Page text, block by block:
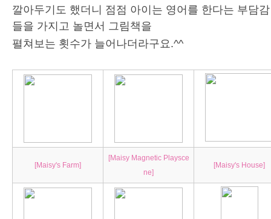
깔아두기도 했더니 점점 아이는 영어를 한다는 부담
들을 가지고 놀면서 그림책을
펼쳐보는 횟수가 늘어나더라구요.^^
[Maisy's Farm]
[Maisy Magnetic Playsce
ne]
[Maisy's House]